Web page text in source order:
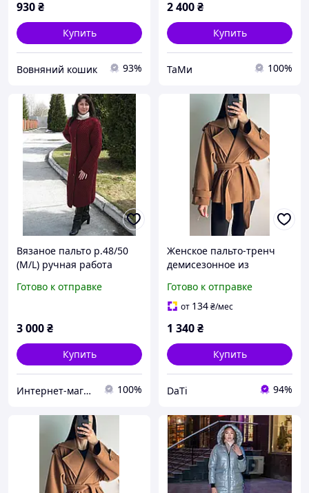
930₴
Купить
Вовняний кошик 93%
2 400₴
Купить
ТаМи 100%
Вязаное пальто р.48/50
(М/L) ручная работа
Готово к отправке
3 000₴
Купить
Интернет-магазин "Волшебный клубок" 100%
Женское пальто-тренч
демисезонное из
(мокко, черный, светлый
беж), размер 42-48
Готово к отправке
от 134₴/мес
1 340₴
Купить
DaTi 94%